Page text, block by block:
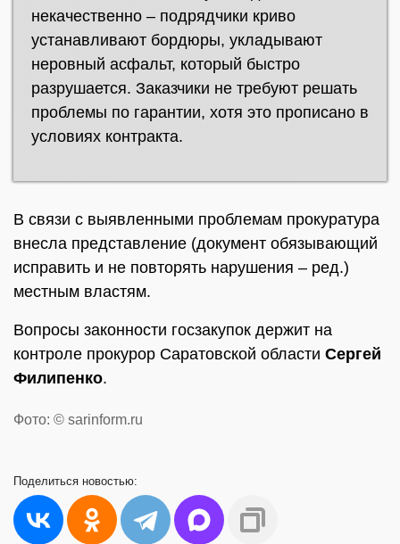
некачественно – подрядчики криво
устанавливают бордюры, укладывают
неровный асфальт, который быстро
разрушается. Заказчики не требуют решать
проблемы по гарантии, хотя это прописано в
условиях контракта.
В связи с выявленными проблемам прокуратура
внесла представление (документ обязывающий
исправить и не повторять нарушения – ред.)
местным властям.
Вопросы законности госзакупок держит на
контроле прокурор Саратовской области Сергей
Филипенко.
Фото: © sarinform.ru
Поделиться новостью: